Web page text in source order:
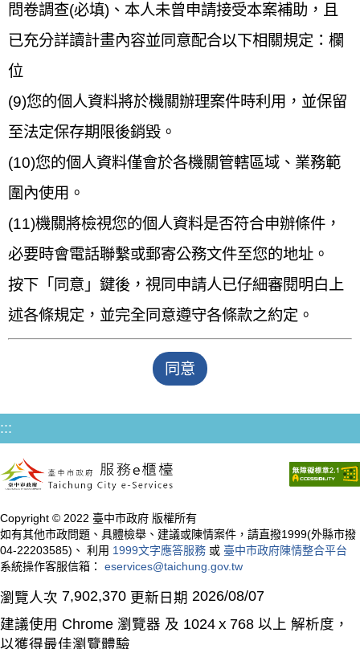
問卷調查(必填)、本人未曾申請接受本案補助，且
已充分詳讀計畫內容並同意配合以下相關規定：欄
位
(9)您的個人資料將於機關辦理案件時利用，並保留
至法定保存期限後銷毀。
(10)您的個人資料僅會於各機關管轄區域、業務範
圍內使用。
(11)機關將檢視您的個人資料是否符合申辦條件，
必要時會電話聯繫或郵寄公務文件至您的地址。
按下「同意」鍵後，視同申請人已仔細審閱明白上
述各條規定，並完全同意遵守各條款之約定。
:::
Copyright © 2022 臺中市政府 版權所有
如有其他市政問題、具體檢舉、建議或陳情案件，請直撥1999(外縣市撥
04-22203585)、 利用 1999文字應答服務 或 臺中市政府陳情整合平台
系統操作客服信箱： eservices@taichung.gov.tw
瀏覽人次 7,902,370 更新日期 2026/08/07
建議使用 Chrome 瀏覽器 及 1024ｘ768 以上 解析度，
以獲得最佳瀏覽體驗